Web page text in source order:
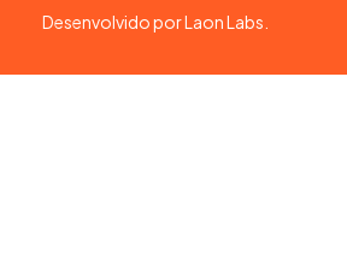
Desenvolvido porLaon Labs